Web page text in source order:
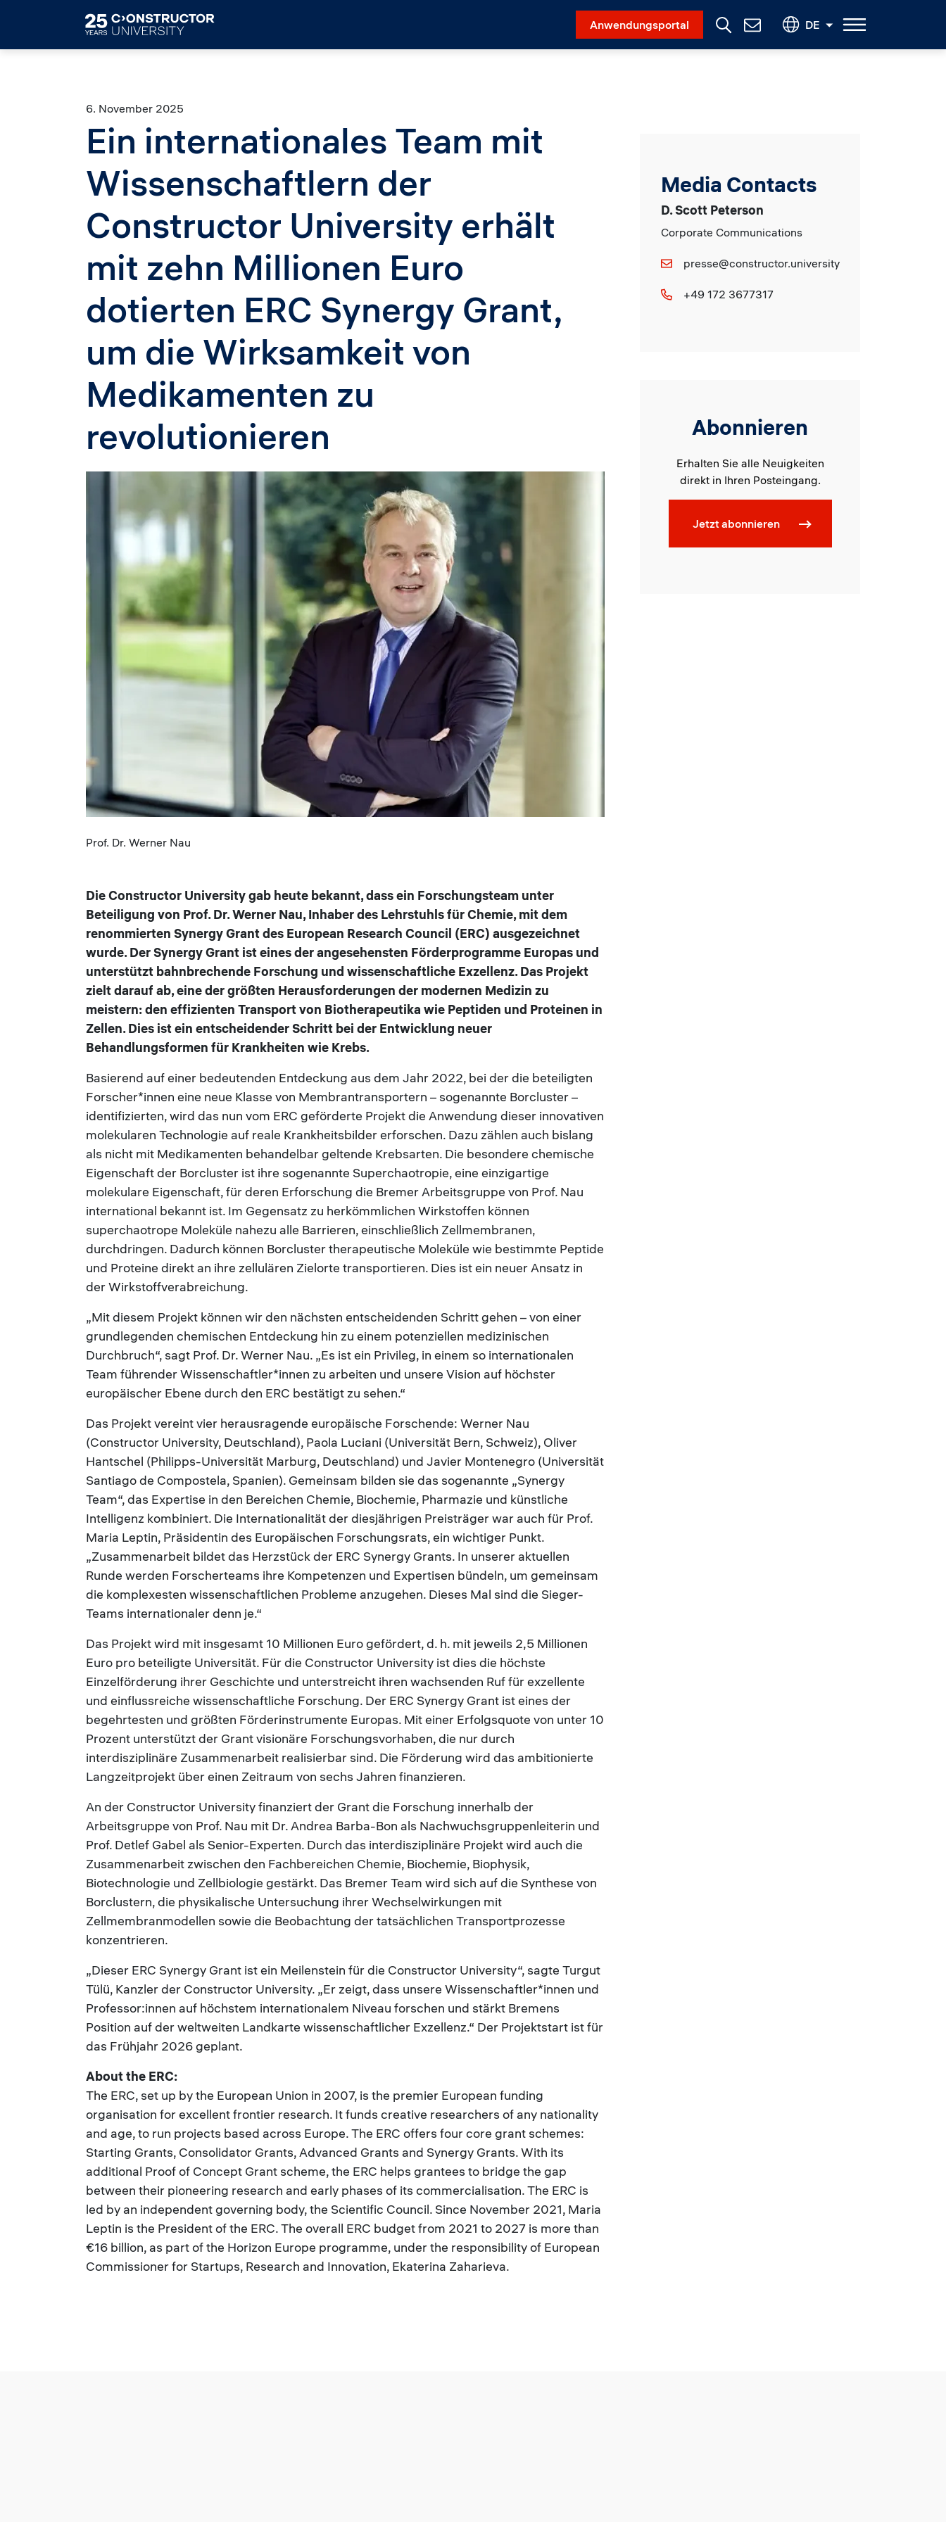
Anwendungsportal
Contact
Us
DE
6. November 2025
Ein internationales Team mit
Wissenschaftlern der
Constructor University erhält
mit zehn Millionen Euro
dotierten ERC Synergy Grant,
um die Wirksamkeit von
Medikamenten zu
revolutionieren
Caption
Prof. Dr. Werner Nau
Die Constructor University gab heute bekannt, dass ein Forschungsteam unter
Beteiligung von Prof. Dr. Werner Nau, Inhaber des Lehrstuhls für Chemie, mit dem
renommierten Synergy Grant des European Research Council (ERC) ausgezeichnet
wurde. Der Synergy Grant ist eines der angesehensten Förderprogramme Europas und
unterstützt bahnbrechende Forschung und wissenschaftliche Exzellenz. Das Projekt
zielt darauf ab, eine der größten Herausforderungen der modernen Medizin zu
meistern: den effizienten Transport von Biotherapeutika wie Peptiden und Proteinen in
Zellen. Dies ist ein entscheidender Schritt bei der Entwicklung neuer
Behandlungsformen für Krankheiten wie Krebs.
Basierend auf einer bedeutenden Entdeckung aus dem Jahr 2022, bei der die beteiligten
Forscher*innen eine neue Klasse von Membrantransportern – sogenannte Borcluster –
identifizierten, wird das nun vom ERC geförderte Projekt die Anwendung dieser innovativen
molekularen Technologie auf reale Krankheitsbilder erforschen. Dazu zählen auch bislang
als nicht mit Medikamenten behandelbar geltende Krebsarten. Die besondere chemische
Eigenschaft der Borcluster ist ihre sogenannte Superchaotropie, eine einzigartige
molekulare Eigenschaft, für deren Erforschung die Bremer Arbeitsgruppe von Prof. Nau
international bekannt ist. Im Gegensatz zu herkömmlichen Wirkstoffen können
superchaotrope Moleküle nahezu alle Barrieren, einschließlich Zellmembranen,
durchdringen. Dadurch können Borcluster therapeutische Moleküle wie bestimmte Peptide
und Proteine direkt an ihre zellulären Zielorte transportieren. Dies ist ein neuer Ansatz in
der Wirkstoffverabreichung.
„Mit diesem Projekt können wir den nächsten entscheidenden Schritt gehen – von einer
grundlegenden chemischen Entdeckung hin zu einem potenziellen medizinischen
Durchbruch“, sagt Prof. Dr. Werner Nau. „Es ist ein Privileg, in einem so internationalen
Team führender Wissenschaftler*innen zu arbeiten und unsere Vision auf höchster
europäischer Ebene durch den ERC bestätigt zu sehen.“
Das Projekt vereint vier herausragende europäische Forschende: Werner Nau
(Constructor University, Deutschland), Paola Luciani (Universität Bern, Schweiz), Oliver
Hantschel (Philipps-Universität Marburg, Deutschland) und Javier Montenegro (Universität
Santiago de Compostela, Spanien). Gemeinsam bilden sie das sogenannte „Synergy
Team“, das Expertise in den Bereichen Chemie, Biochemie, Pharmazie und künstliche
Intelligenz kombiniert. Die Internationalität der diesjährigen Preisträger war auch für Prof.
Maria Leptin, Präsidentin des Europäischen Forschungsrats, ein wichtiger Punkt.
„Zusammenarbeit bildet das Herzstück der ERC Synergy Grants. In unserer aktuellen
Runde werden Forscherteams ihre Kompetenzen und Expertisen bündeln, um gemeinsam
die komplexesten wissenschaftlichen Probleme anzugehen. Dieses Mal sind die Sieger-
Teams internationaler denn je.“
Das Projekt wird mit insgesamt 10 Millionen Euro gefördert, d. h. mit jeweils 2,5 Millionen
Euro pro beteiligte Universität. Für die Constructor University ist dies die höchste
Einzelförderung ihrer Geschichte und unterstreicht ihren wachsenden Ruf für exzellente
und einflussreiche wissenschaftliche Forschung. Der ERC Synergy Grant ist eines der
begehrtesten und größten Förderinstrumente Europas. Mit einer Erfolgsquote von unter 10
Prozent unterstützt der Grant visionäre Forschungsvorhaben, die nur durch
interdisziplinäre Zusammenarbeit realisierbar sind. Die Förderung wird das ambitionierte
Langzeitprojekt über einen Zeitraum von sechs Jahren finanzieren.
An der Constructor University finanziert der Grant die Forschung innerhalb der
Arbeitsgruppe von Prof. Nau mit Dr. Andrea Barba-Bon als Nachwuchsgruppenleiterin und
Prof. Detlef Gabel als Senior-Experten. Durch das interdisziplinäre Projekt wird auch die
Zusammenarbeit zwischen den Fachbereichen Chemie, Biochemie, Biophysik,
Biotechnologie und Zellbiologie gestärkt. Das Bremer Team wird sich auf die Synthese von
Borclustern, die physikalische Untersuchung ihrer Wechselwirkungen mit
Zellmembranmodellen sowie die Beobachtung der tatsächlichen Transportprozesse
konzentrieren.
„Dieser ERC Synergy Grant ist ein Meilenstein für die Constructor University“, sagte Turgut
Tülü, Kanzler der Constructor University. „Er zeigt, dass unsere Wissenschaftler*innen und
Professor:innen auf höchstem internationalem Niveau forschen und stärkt Bremens
Position auf der weltweiten Landkarte wissenschaftlicher Exzellenz.“ Der Projektstart ist für
das Frühjahr 2026 geplant.
About the ERC:
The ERC, set up by the European Union in 2007, is the premier European funding
organisation for excellent frontier research. It funds creative researchers of any nationality
and age, to run projects based across Europe. The ERC offers four core grant schemes:
Starting Grants, Consolidator Grants, Advanced Grants and Synergy Grants. With its
additional Proof of Concept Grant scheme, the ERC helps grantees to bridge the gap
between their pioneering research and early phases of its commercialisation. The ERC is
led by an independent governing body, the Scientific Council. Since November 2021, Maria
Leptin is the President of the ERC. The overall ERC budget from 2021 to 2027 is more than
€16 billion, as part of the Horizon Europe programme, under the responsibility of European
Commissioner for Startups, Research and Innovation, Ekaterina Zaharieva.
Media Contacts
D. Scott Peterson
Corporate Communications
presse@constructor.university
+49 172 3677317
Abonnieren
Erhalten Sie alle Neuigkeiten
direkt in Ihren Posteingang.
Jetzt abonnieren